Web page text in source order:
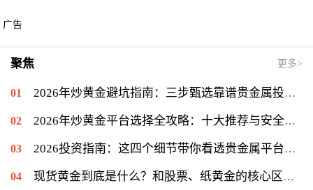
广告
聚焦 更多>
2026年炒黄金避坑指南：三步甄选靠谱贵金属投资平台
2026年炒黄金平台选择全攻略：十大推荐与安全投资排行
2026投资指南：这四个细节带你看透贵金属平台真面目
现货黄金到底是什么？和股票、纸黄金的核心区别全解析